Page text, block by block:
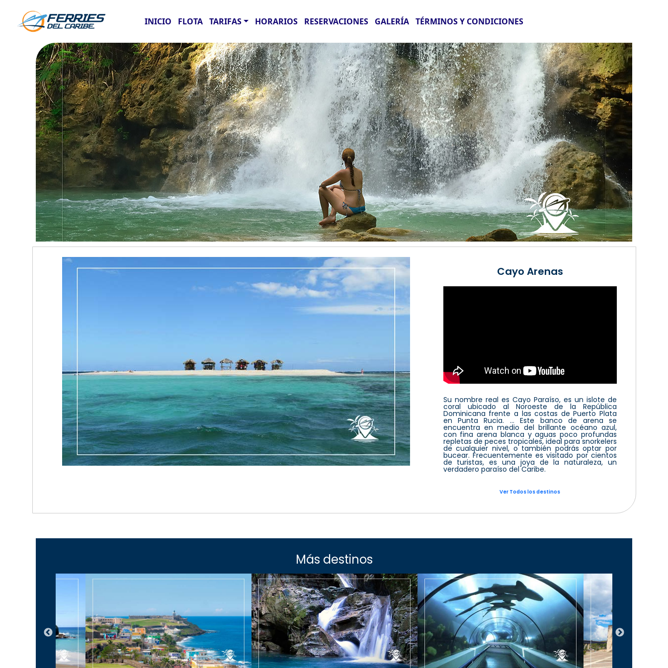
INICIO FLOTA TARIFAS HORARIOS RESERVACIONES GALERÍA TÉRMINOS Y CONDICIONES
Cayo Arenas
Su nombre real es Cayo Paraíso, es un islote de
coral ubicado al Noroeste de la República
Dominicana frente a las costas de Puerto Plata
en Punta Rucia. ... Este banco de arena se
encuentra en medio del brillante océano azul,
con fina arena blanca y aguas poco profundas
repletas de peces tropicales, ideal para snorkelers
de cualquier nivel, o también podrás optar por
bucear. Frecuentemente es visitado por cientos
de turistas, es una joya de la naturaleza, un
verdadero paraíso del Caribe.
Ver Todos los destinos
Más destinos